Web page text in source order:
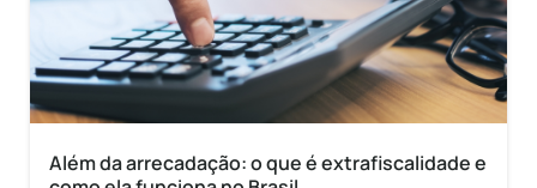
Além da arrecadação: o que é extrafiscalidade e